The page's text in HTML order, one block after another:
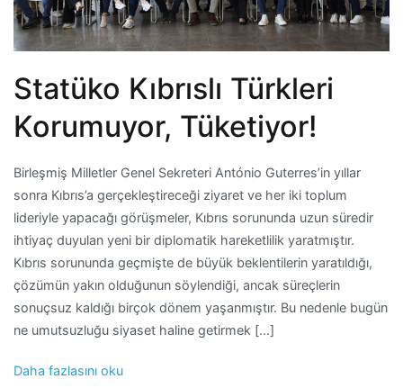
Statüko Kıbrıslı Türkleri
Korumuyor, Tüketiyor!
Birleşmiş Milletler Genel Sekreteri António Guterres’in yıllar
sonra Kıbrıs’a gerçekleştireceği ziyaret ve her iki toplum
lideriyle yapacağı görüşmeler, Kıbrıs sorununda uzun süredir
ihtiyaç duyulan yeni bir diplomatik hareketlilik yaratmıştır.
Kıbrıs sorununda geçmişte de büyük beklentilerin yaratıldığı,
çözümün yakın olduğunun söylendiği, ancak süreçlerin
sonuçsuz kaldığı birçok dönem yaşanmıştır. Bu nedenle bugün
ne umutsuzluğu siyaset haline getirmek […]
Daha fazlasını oku